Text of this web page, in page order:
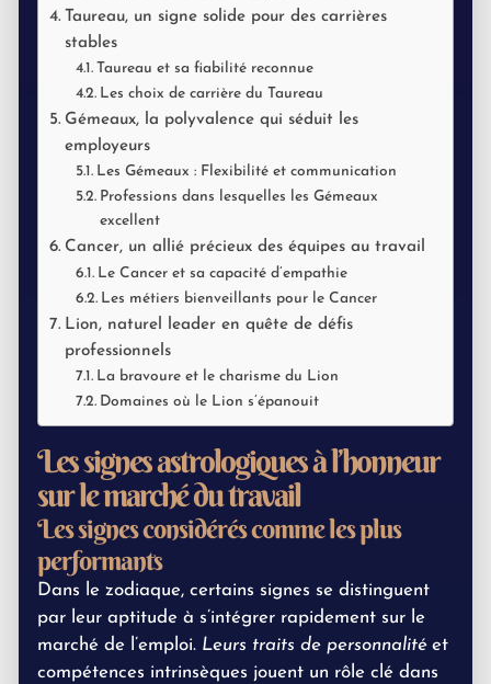
Taureau, un signe solide pour des carrières
stables
Taureau et sa fiabilité reconnue
Les choix de carrière du Taureau
Gémeaux, la polyvalence qui séduit les
employeurs
Les Gémeaux : Flexibilité et communication
Professions dans lesquelles les Gémeaux
excellent
Cancer, un allié précieux des équipes au travail
Le Cancer et sa capacité d’empathie
Les métiers bienveillants pour le Cancer
Lion, naturel leader en quête de défis
professionnels
La bravoure et le charisme du Lion
Domaines où le Lion s’épanouit
Les signes astrologiques à l’honneur
sur le marché du travail
Les signes considérés comme les plus
performants
Dans le zodiaque, certains signes se distinguent
par leur aptitude à s’intégrer rapidement sur le
marché de l’emploi. Leurs traits de personnalitéet
compétences intrinsèques jouent un rôle clé dans